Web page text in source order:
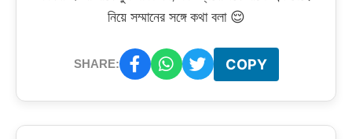
নিয়ে সম্মানের সঙ্গে কথা বলা 😌
SHARE: COPY